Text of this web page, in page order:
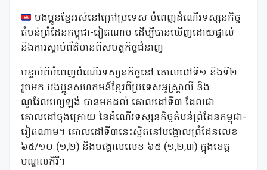
បងប្អូនខ្មែររស់នៅក្រៅប្រទេស បំពេញដំណើរទស្សនកិច្ច
តំបន់ព្រំដែនកម្ពុជា-វៀតណាម ដើម្បីបានឃើញដោយផ្ទាល់
និងការស្ដាប់ព័ត៌មានពីសមត្ថកិច្ចជំនាញ
បន្ទាប់ពីបំពេញដំណើរទស្សនកិច្ចនៅ គោលដៅទី១ និងទី២
រួចមក បងប្អូនសហគមន៍ខ្មែរពីប្រទេសអូស្ត្រាលី និង
ណូវែលហ្សេឡង់ បានមកដល់ គោលដៅទី៣ ដែលជា
គោលដៅចុងក្រោយ នៃដំណើរទស្សនកិច្ចតំបន់ព្រំដែនកម្ពុជា-
វៀតណាម។ គោលដៅទី៣នេះស្ថិតនៅបង្គោលព្រំដែនលេខ
៦៥/១០ (១,២) និងបង្គោលលេខ ៦៥ (១,២,៣) ក្នុងខេត្ត
មណ្ឌលគិរី។